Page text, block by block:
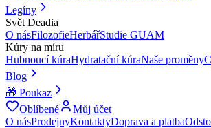
Legíny
Svět Deadia
O násFilozofieHerbářStudie GUAM
Kúry na míru
Hubnoucí kúraHydratační kúraNaše proměny
Blog
🎁 Poukaz
Oblíbené
Můj účet
O násProdejnyKontaktyDoprava a platba